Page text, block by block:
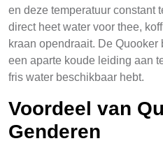
en deze temperatuur constant
direct heet water voor thee,
kraan opendraait. De
een aparte koude leiding aan
fris water beschikbaar hebt.
Voordeel van
Genderen